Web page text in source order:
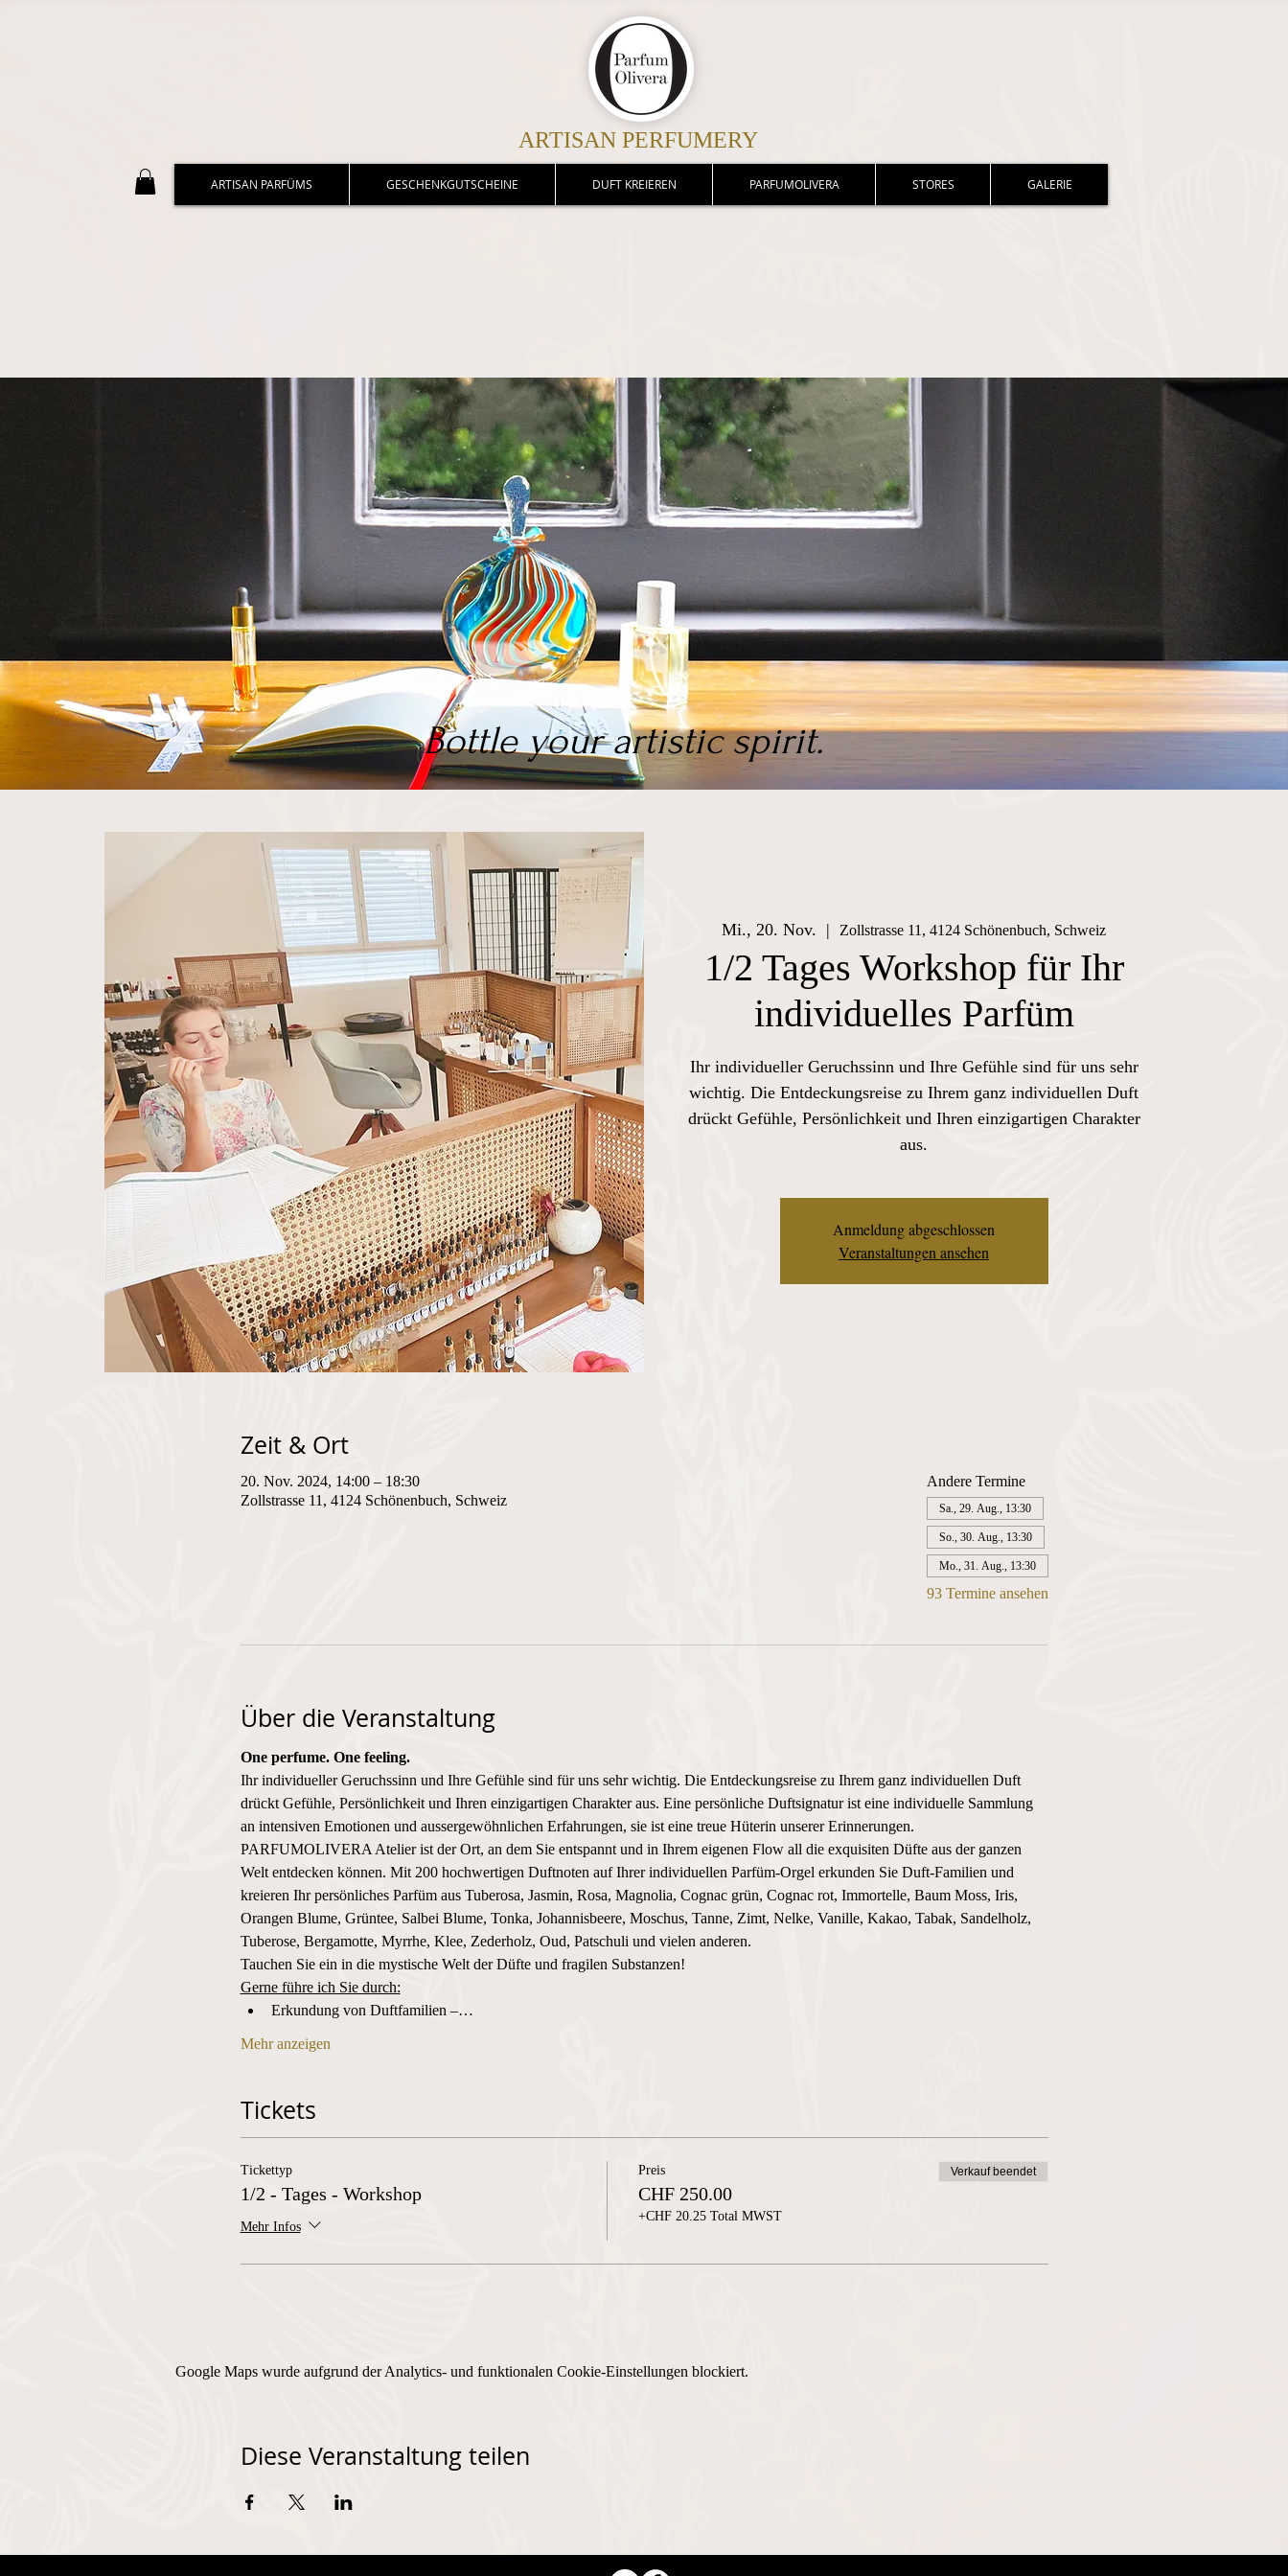
ARTISAN PERFUMERY
ARTISAN PARFÜMS GESCHENKGUTSCHEINE DUFT KREIEREN PARFUMOLIVERA STORES GALERIE
Bottle your artistic spirit.
Mi., 20. Nov.
  |
Zollstrasse 11, 4124 Schönenbuch, Schweiz
1/2 Tages Workshop für Ihr
individuelles Parfüm
Ihr individueller Geruchssinn und Ihre Gefühle sind für uns sehr
wichtig. Die Entdeckungsreise zu Ihrem ganz individuellen Duft
drückt Gefühle, Persönlichkeit und Ihren einzigartigen Charakter
aus.
Anmeldung abgeschlossen
Veranstaltungen ansehen
Zeit & Ort
20. Nov. 2024, 14:00 – 18:30
Zollstrasse 11, 4124 Schönenbuch, Schweiz
Andere Termine
Sa., 29. Aug., 13:30
So., 30. Aug., 13:30
Mo., 31. Aug., 13:30
93 Termine ansehen
Über die Veranstaltung
One perfume. One feeling.
Ihr individueller Geruchssinn und Ihre Gefühle sind für uns sehr wichtig. Die Entdeckungsreise zu Ihrem ganz individuellen Duft
drückt Gefühle, Persönlichkeit und Ihren einzigartigen Charakter aus. Eine persönliche Duftsignatur ist eine individuelle Sammlung
an intensiven Emotionen und aussergewöhnlichen Erfahrungen, sie ist eine treue Hüterin unserer Erinnerungen.
PARFUMOLIVERA Atelier ist der Ort, an dem Sie entspannt und in Ihrem eigenen Flow all die exquisiten Düfte aus der ganzen
Welt entdecken können. Mit 200 hochwertigen Duftnoten auf Ihrer individuellen Parfüm-Orgel erkunden Sie Duft-Familien und
kreieren Ihr persönliches Parfüm aus Tuberosa, Jasmin, Rosa, Magnolia, Cognac grün, Cognac rot, Immortelle, Baum Moss, Iris,
Orangen Blume, Grüntee, Salbei Blume, Tonka, Johannisbeere, Moschus, Tanne, Zimt, Nelke, Vanille, Kakao, Tabak, Sandelholz,
Tuberose, Bergamotte, Myrrhe, Klee, Zederholz, Oud, Patschuli und vielen anderen.
Tauchen Sie ein in die mystische Welt der Düfte und fragilen Substanzen!
Gerne führe ich Sie durch:
Erkundung von Duftfamilien –…
Mehr anzeigen
Tickets
Tickettyp
1/2 - Tages - Workshop
Mehr Infos
Preis
CHF 250.00
+CHF 20.25 Total MWST
Verkauf beendet
Google Maps wurde aufgrund der Analytics- und funktionalen Cookie-Einstellungen blockiert.
Diese Veranstaltung teilen